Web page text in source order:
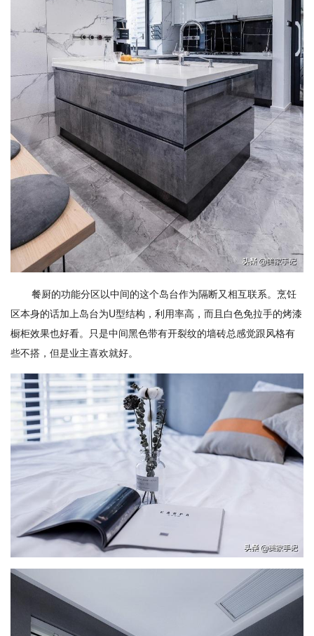
餐厨的功能分区以中间的这个岛台作为隔断又相互联系。烹饪
区本身的话加上岛台为U型结构，利用率高，而且白色免拉手的烤漆
橱柜效果也好看。只是中间黑色带有开裂纹的墙砖总感觉跟风格有
些不搭，但是业主喜欢就好。